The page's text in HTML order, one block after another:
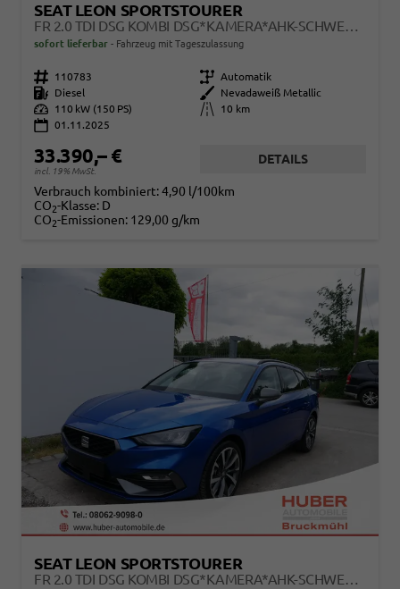
SEAT LEON SPORTSTOURER
FR 2.0 TDI DSG KOMBI DSG*KAMERA*AHK-SCHWENKBAR*NAVI*TEMPOMAT*WINTERPAKET*
sofort lieferbar Fahrzeug mit Tageszulassung
Fahrzeugnr. 110783 Getriebe Automatik
Kraftstoff
Diesel Außenfarbe
Nevadaweiß Metallic
Leistung
110 kW (150 PS) Kilometerstand
10 km
01.11.2025
33.390,– €
incl. 19% MwSt.
DETAILS
Verbrauch kombiniert:4,90 l/100km
CO2-Klasse: D
CO2-Emissionen: 129,00 g/km
SEAT LEON SPORTSTOURER
FR 2.0 TDI DSG KOMBI DSG*KAMERA*AHK-SCHWENKBAR*NAVI*TEMPOMAT*WINTERPAKET*